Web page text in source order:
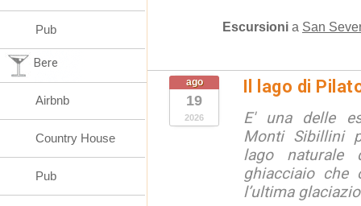
Escursioni a San
ago
19
2026
Il lago di
E' una delle
Monti Sibillini
lago naturale
ghiacciaio che
l’ultima
Pub
Bere
Airbnb
Country House
Pub